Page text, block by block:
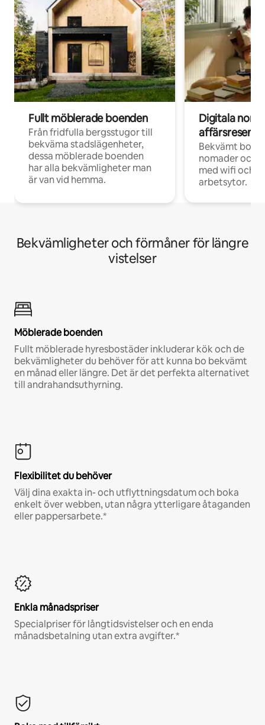
Fullt möblerade boenden
Från fridfulla bergsstugor till
bekväma stadslägenheter,
dessa möblerade boenden
har alla bekvämligheter man
är van vid hemma.
Digitala
Bekvämt
nomader och
med wifi och
arbetsytor.
Bekvämligheter och förmåner för längre
vistelser
Möblerade boenden
Fullt möblerade hyresbostäder inkluderar kök och de
bekvämligheter du behöver för att kunna bo bekvämt
en månad eller längre. Det är det perfekta alternativet
till andrahandsuthyrning.
Flexibilitet du behöver
Välj dina exakta in- och utflyttningsdatum och boka
enkelt över webben, utan några ytterligare åtaganden
eller pappersarbete.*
Enkla månadspriser
Specialpriser för långtidsvistelser och en enda
månadsbetalning utan extra avgifter.*